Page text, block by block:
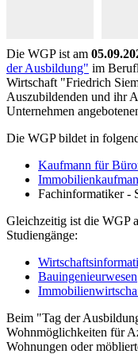
Die WGP ist am
der Ausbildung" im
Wirtschaft "Friedrich
Auszubildenden und ihr
Unternehmen
Die WGP bildet in
Kaufmann für
Fachinformatiker -
Gleichzeitig ist die WGP
Studiengänge:
Bauingenieurwesen
Beim "Tag der
Wohnmöglichkeiten für
Wohnungen oder